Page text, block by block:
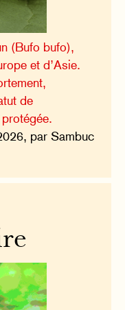
(Bufo bufo),
et d’Asie.
de
par Sambuc